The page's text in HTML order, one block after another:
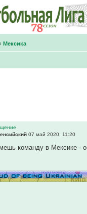
‹ Мексика
07 май 2020, 11:20
команду в Мексике -